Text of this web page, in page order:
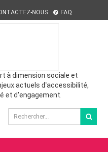
NOUS FAQ
à dimension sociale et
actuels d'accessibilité,
et d'engagement.